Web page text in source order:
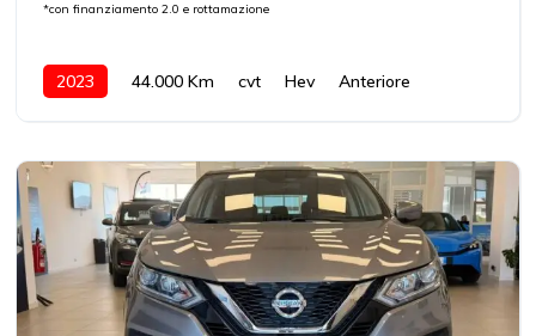
*con finanziamento 2.0 e rottamazione
2023 44.000 Km cvt Hev Anteriore